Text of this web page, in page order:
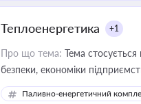
Теплоенергетика +1
Про що тема: Тема
безпеки, економіки
Паливно-енергетичний